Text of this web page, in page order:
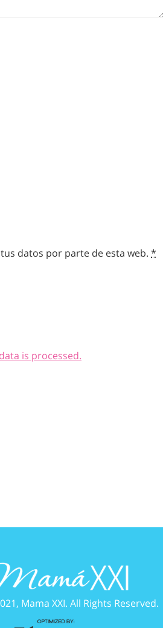
datos por parte de esta web. *
is processed.
Mama XXI. All Rights Reserved.